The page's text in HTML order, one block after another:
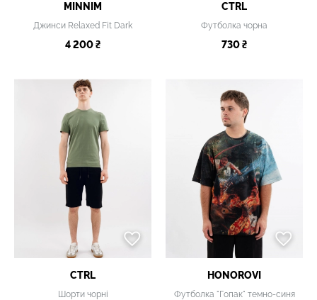
MINNIM
Джинси Relaxed Fit Dark
4 200 ₴
CTRL
Футболка чорна
730 ₴
CTRL
Шорти чорні
HONOROVI
Футболка "Гопак" темно-синя